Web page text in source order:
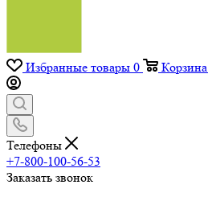
Избранные товары 0 Корзина
Телефоны
+7-800-100-56-53
Заказать звонок